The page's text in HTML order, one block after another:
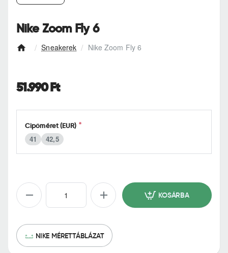
e
Sneakerek Nike Zoom Fly 6
Nike Zoom Fly 6
51.990 Ft
Cipőméret (EUR)
41 42,5
KOSÁRBA
NIKE MÉRETTÁBLÁZAT